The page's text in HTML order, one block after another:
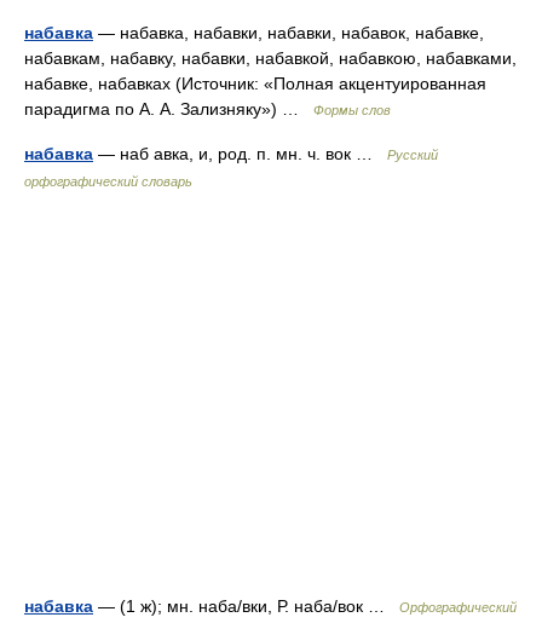
набавка — набавка, набавки, набавки, набавок, набавке,
набавкам, набавку, набавки, набавкой, набавкою, набавками,
набавке, набавках (Источник: «Полная акцентуированная
парадигма по А. А. Зализняку») …
Формы слов
набавка — наб авка, и, род. п. мн. ч. вок …
Русский
орфографический словарь
набавка — (1 ж); мн. наба/вки, Р. наба/вок …
Орфографический